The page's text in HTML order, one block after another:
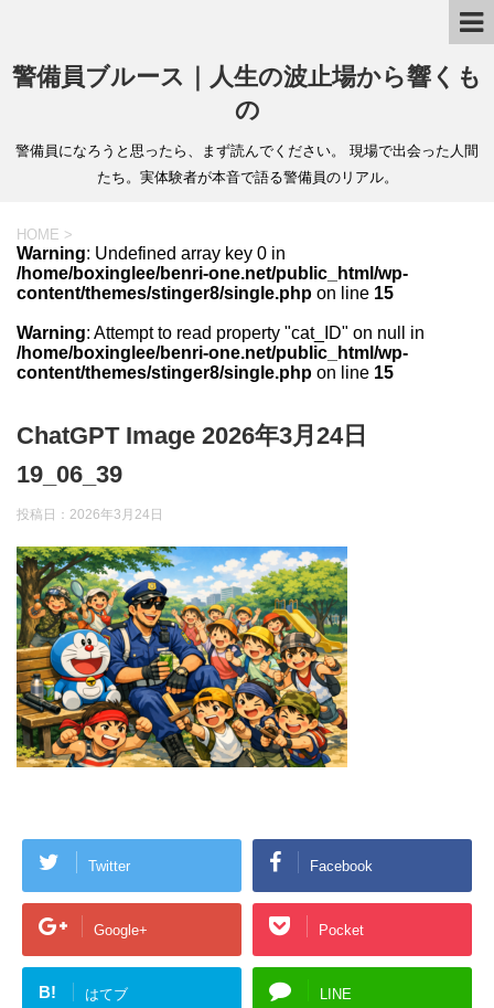
警備員ブルース｜人生の波止場から響くも
の
警備員になろうと思ったら、まず読んでください。 現場で出会った人間
たち。実体験者が本音で語る警備員のリアル。
HOME >
Warning: Undefined array key 0 in
/home/boxinglee/benri-one.net/public_html/wp-
content/themes/stinger8/single.php on line 15
Warning: Attempt to read property "cat_ID" on null in
/home/boxinglee/benri-one.net/public_html/wp-
content/themes/stinger8/single.php on line 15
ChatGPT Image 2026年3月24日
19_06_39
投稿日： 2026年3月24日
Twitter Facebook
Google+ Pocket
B! はてブ LINE